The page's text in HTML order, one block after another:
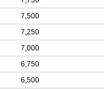
7,500
7,250
7,000
6,750
6,500